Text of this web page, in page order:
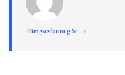
Tüm yazılarını gör →